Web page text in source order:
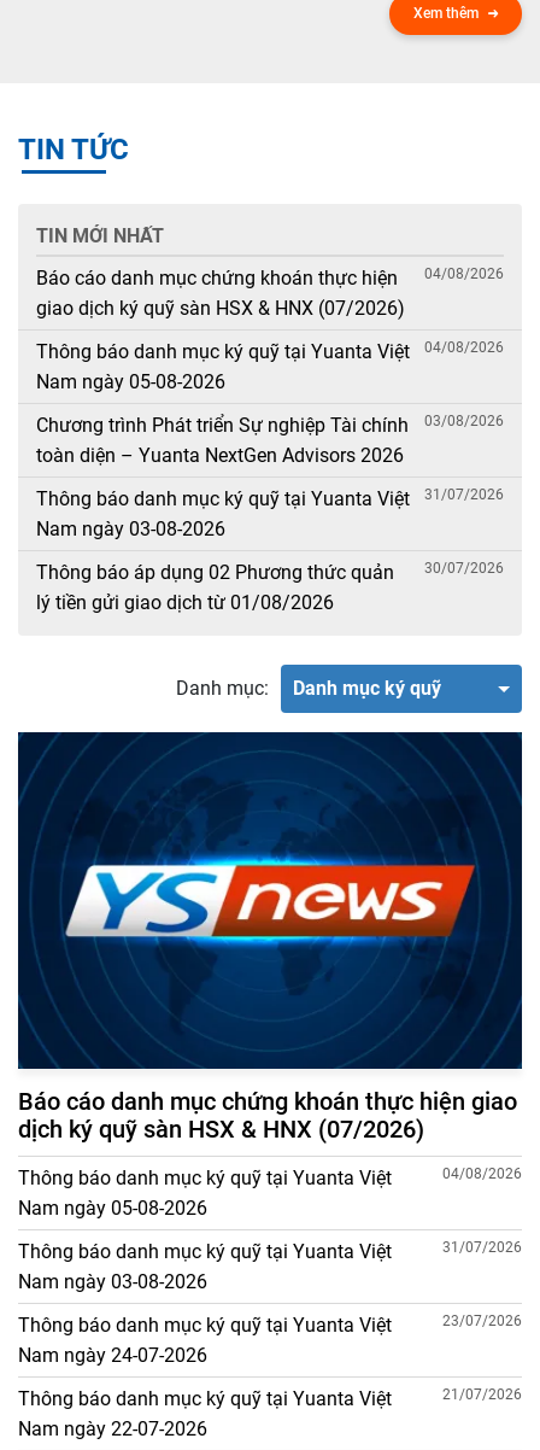
Xem thêm
TIN TỨC
TIN MỚI NHẤT
Báo cáo danh mục chứng khoán thực hiện
giao dịch ký quỹ sàn HSX & HNX (07/2026)
04/08/2026
Thông báo danh mục ký quỹ tại Yuanta Việt
Nam ngày 05-08-2026
04/08/2026
Chương trình Phát triển Sự nghiệp Tài chính
toàn diện – Yuanta NextGen Advisors 2026
03/08/2026
Thông báo danh mục ký quỹ tại Yuanta Việt
Nam ngày 03-08-2026
31/07/2026
Thông báo áp dụng 02 Phương thức quản
lý tiền gửi giao dịch từ 01/08/2026
30/07/2026
Danh mục: Danh mục ký quỹ
Báo cáo danh mục chứng khoán thực hiện giao
dịch ký quỹ sàn HSX & HNX (07/2026)
Thông báo danh mục ký quỹ tại Yuanta Việt
Nam ngày 05-08-2026
04/08/2026
Thông báo danh mục ký quỹ tại Yuanta Việt
Nam ngày 03-08-2026
31/07/2026
Thông báo danh mục ký quỹ tại Yuanta Việt
Nam ngày 24-07-2026
23/07/2026
Thông báo danh mục ký quỹ tại Yuanta Việt
Nam ngày 22-07-2026
21/07/2026